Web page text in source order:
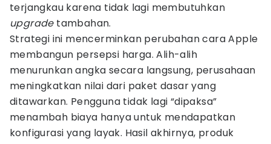
terjangkau karena tidak lagi membutuhkan
upgradetambahan.
Strategi ini mencerminkan perubahan cara Apple
membangun persepsi harga. Alih-alih
menurunkan angka secara langsung, perusahaan
meningkatkan nilai dari paket dasar yang
ditawarkan. Pengguna tidak lagi “dipaksa”
menambah biaya hanya untuk mendapatkan
konfigurasi yang layak. Hasil akhirnya, produk